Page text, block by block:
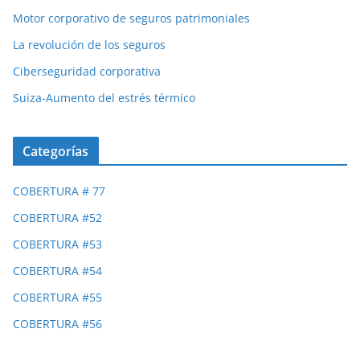
Motor corporativo de seguros patrimoniales
La revolución de los seguros
Ciberseguridad corporativa
Suiza-Aumento del estrés térmico
Categorías
COBERTURA # 77
COBERTURA #52
COBERTURA #53
COBERTURA #54
COBERTURA #55
COBERTURA #56